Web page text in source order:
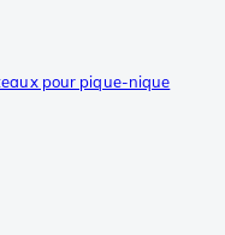
pour pique-nique